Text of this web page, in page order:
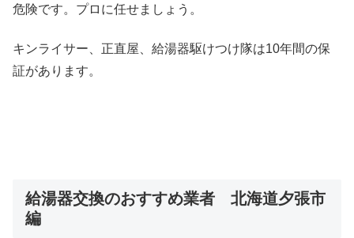
危険です。プロに任せましょう。
キンライサー、正直屋、給湯器駆けつけ隊は10年間の保
証があります。
給湯器交換のおすすめ業者 北海道夕張市
編